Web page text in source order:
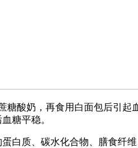
酸奶，再食用白面包后引起
糖平稳。
质、碳水化合物、膳食纤维